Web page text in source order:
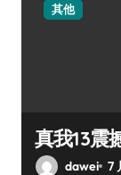
其他
真我13震
dawei 7